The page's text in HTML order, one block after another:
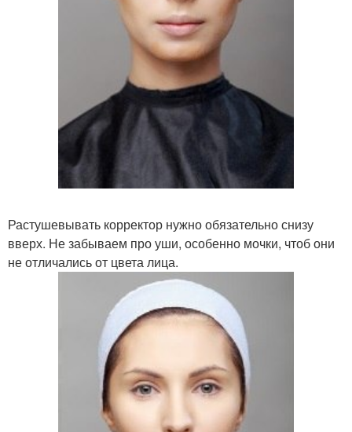
Растушевывать корректор нужно обязательно снизу
вверх. Не забываем про уши, особенно мочки, чтоб они
не отличались от цвета лица.